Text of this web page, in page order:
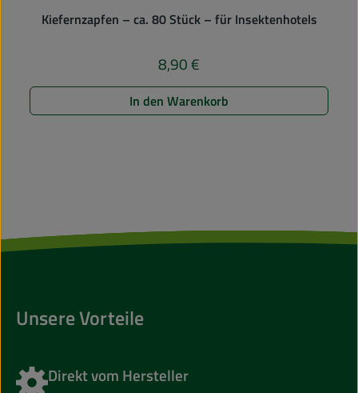
Durchschnittliche Bewertung von 5
Kiefernzapfen – ca. 80 Stück – für Insektenhotels
Regulärer Preis:
8,90 €
In den Warenkorb
Unsere Vorteile
Direkt vom Hersteller